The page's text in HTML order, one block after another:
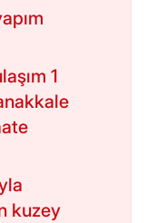
1
kuzey